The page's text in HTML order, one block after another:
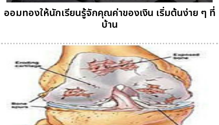
ออมทองให้นักเรียนรู้จักคุณค่าของเงิน เริ่มต้นง่าย ๆ ที่
บ้าน